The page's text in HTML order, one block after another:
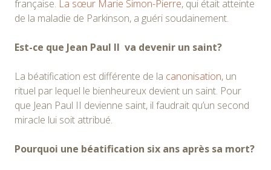
française. La sœur Marie Simon-Pierre, qui était atteinte
de la maladie de Parkinson, a guéri soudainement.
Est-ce que Jean Paul II va devenir un saint?
La béatification est différente de la canonisation, un
rituel par lequel le bienheureux devient un saint. Pour
que Jean Paul II devienne saint, il faudrait qu’un second
miracle lui soit attribué.
Pourquoi une béatification six ans après sa mort?